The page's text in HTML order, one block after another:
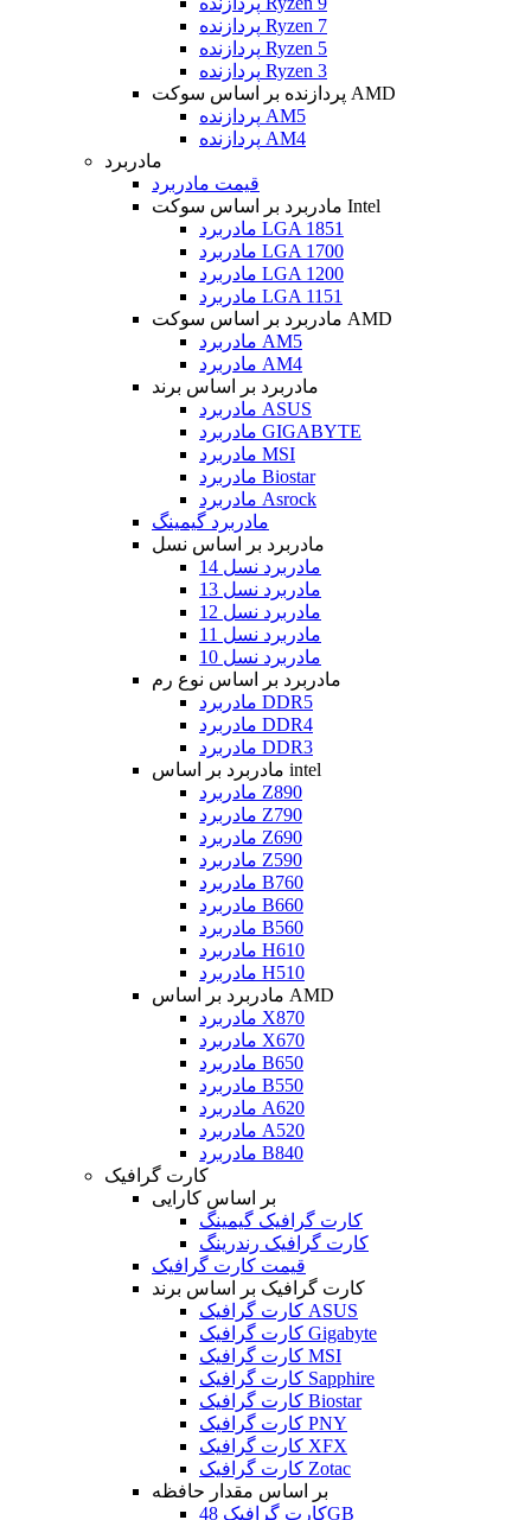
پردازنده Ryzen 7
پردازنده Ryzen 5
پردازنده Ryzen 3
پردازنده بر اساس سوکت AMD
پردازنده AM5
پردازنده AM4
مادربرد
قیمت مادربرد
مادربرد بر اساس سوکت Intel
مادربرد LGA 1851
مادربرد LGA 1700
مادربرد LGA 1200
مادربرد LGA 1151
مادربرد بر اساس سوکت AMD
مادربرد AM5
مادربرد AM4
مادربرد بر اساس برند
مادربرد ASUS
مادربرد GIGABYTE
مادربرد MSI
مادربرد Biostar
مادربرد Asrock
مادربرد گیمینگ
مادربرد بر اساس نسل
مادربرد نسل 14
مادربرد نسل 13
مادربرد نسل 12
مادربرد نسل 11
مادربرد نسل 10
مادربرد بر اساس نوع رم
مادربرد DDR5
مادربرد DDR4
مادربرد DDR3
مادربرد بر اساس intel
مادربرد Z890
مادربرد Z790
مادربرد Z690
مادربرد Z590
مادربرد B760
مادربرد B660
مادربرد B560
مادربرد H610
مادربرد H510
مادربرد بر اساس AMD
مادربرد X870
مادربرد X670
مادربرد B650
مادربرد B550
مادربرد A620
مادربرد A520
مادربرد B840
کارت گرافیک
بر اساس کارایی
کارت گرافیک گیمینگ
کارت گرافیک رندرینگ
قیمت کارت گرافیک
کارت گرافیک بر اساس برند
کارت گرافیک ASUS
کارت گرافیک Gigabyte
کارت گرافیک MSI
کارت گرافیک Sapphire
کارت گرافیک Biostar
کارت گرافیک PNY
کارت گرافیک XFX
کارت گرافیک Zotac
بر اساس مقدار حافظه
کارت گرافیک 48GB